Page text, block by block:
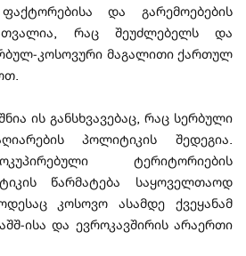
და გარემოებების
რაც შეუძლებელს და
კოსოვური მაგალითი ქართულ
ის განსხვავებაც, რაც სერბული
პოლიტიკის შედეგია.
ტერიტორიების
წარმატება საყოველთაოდ
კოსოვო ასამდე ქვეყანამ
ისა და ევროკავშირის არაერთი